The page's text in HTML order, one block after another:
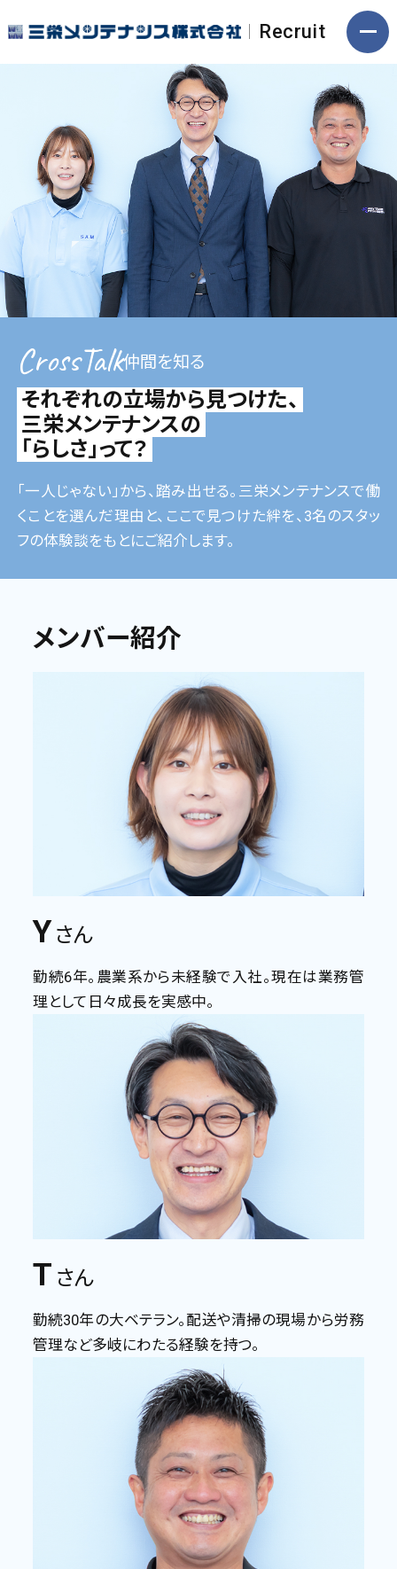
Recruit
CrossTalk仲間を知る
それぞれの立場から見つけた、
三栄メンテナンスの
「らしさ」って？
「一人じゃない」から、踏み出せる。三栄メンテナンスで働
くことを選んだ理由と、ここで見つけた絆を、3名のスタッ
フの体験談をもとにご紹介します。
メンバー紹介
Y さん
勤続6年。農業系から未経験で入社。現在は業務管
理として日々成長を実感中。
T さん
勤続30年の大ベテラン。配送や清掃の現場から労務
管理など多岐にわたる経験を持つ。